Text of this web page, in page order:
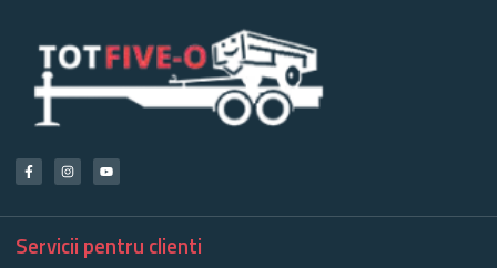
Servicii pentru clienti